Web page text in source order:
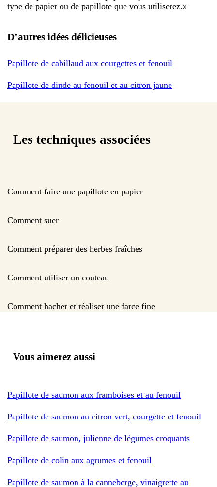
type de papier ou de papillote que vous utiliserez.»
D’autres idées délicieuses
Papillote de cabillaud aux courgettes et fenouil
Papillote de dinde au fenouil et au citron jaune
Les techniques associées
Comment faire une papillote en papier
Comment suer
Comment préparer des herbes fraîches
Comment utiliser un couteau
Comment hacher et réaliser une farce fine
Vous aimerez aussi
Papillote de saumon aux framboises et au fenouil
Papillote de saumon au citron vert, courgette et fenouil
Papillote de saumon, julienne de légumes croquants
Papillote de colin aux agrumes et fenouil
Papillote de saumon à la canneberge, vinaigrette au